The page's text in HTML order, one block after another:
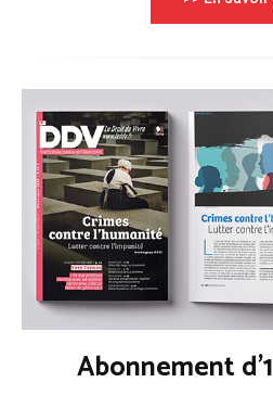
Abonnement